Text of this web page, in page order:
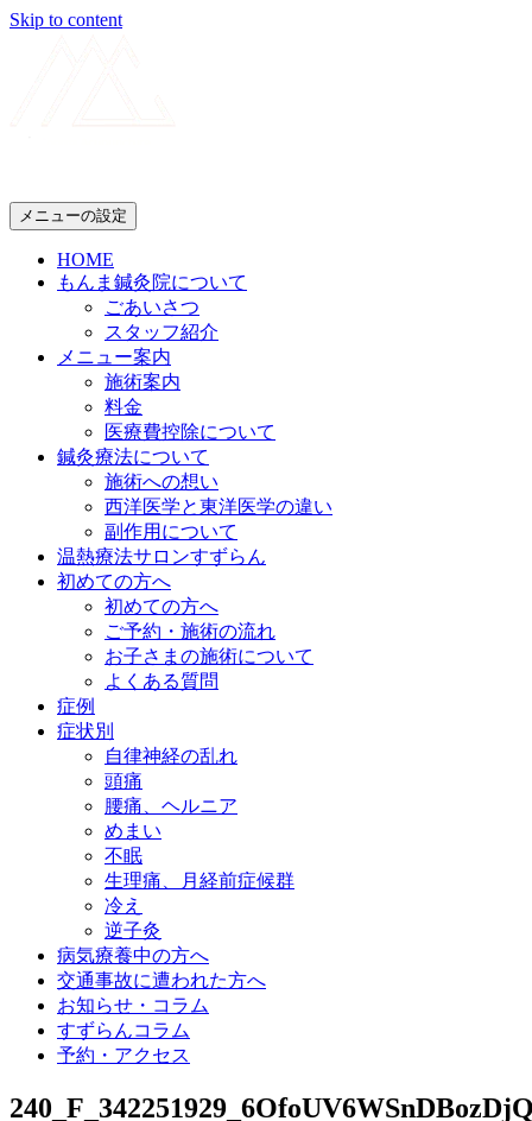
Skip to content
メニューの設定
HOME
もんま鍼灸院について
ごあいさつ
スタッフ紹介
メニュー案内
施術案内
料金
医療費控除について
鍼灸療法について
施術への想い
西洋医学と東洋医学の違い
副作用について
温熱療法サロンすずらん
初めての方へ
初めての方へ
ご予約・施術の流れ
お子さまの施術について
よくある質問
症例
症状別
自律神経の乱れ
頭痛
腰痛、ヘルニア
めまい
不眠
生理痛、月経前症候群
冷え
逆子灸
病気療養中の方へ
交通事故に遭われた方へ
お知らせ・コラム
すずらんコラム
予約・アクセス